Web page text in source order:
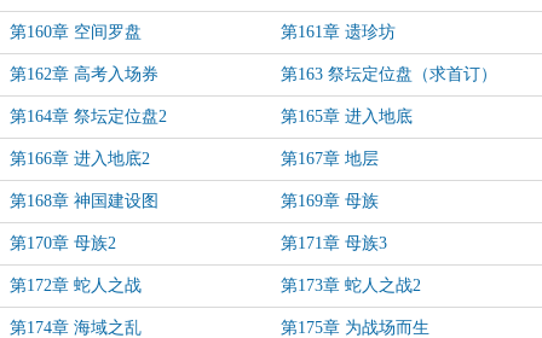
第160章 空间罗盘 第161章 遗珍坊
第162章 高考入场券 第163 祭坛定位盘（求首订）
第164章 祭坛定位盘2 第165章 进入地底
第166章 进入地底2 第167章 地层
第168章 神国建设图 第169章 母族
第170章 母族2 第171章 母族3
第172章 蛇人之战 第173章 蛇人之战2
第174章 海域之乱 第175章 为战场而生